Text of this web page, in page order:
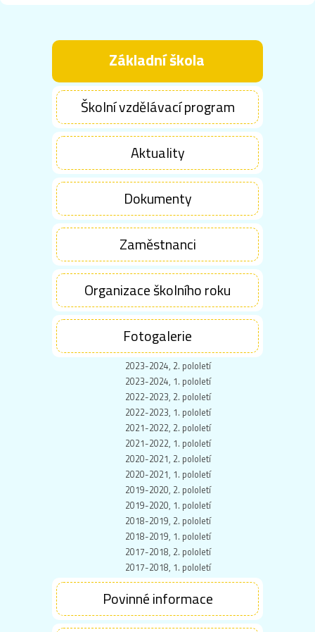
Základní škola
Školní vzdělávací program
Aktuality
Dokumenty
Zaměstnanci
Organizace školního roku
Fotogalerie
2023-2024, 2. pololetí
2023-2024, 1. pololetí
2022-2023, 2. pololetí
2022-2023, 1. pololetí
2021-2022, 2. pololetí
2021-2022, 1. pololetí
2020-2021, 2. pololetí
2020-2021, 1. pololetí
2019-2020, 2. pololetí
2019-2020, 1. pololetí
2018-2019, 2. pololetí
2018-2019, 1. pololetí
2017-2018, 2. pololetí
2017-2018, 1. pololetí
Povinné informace